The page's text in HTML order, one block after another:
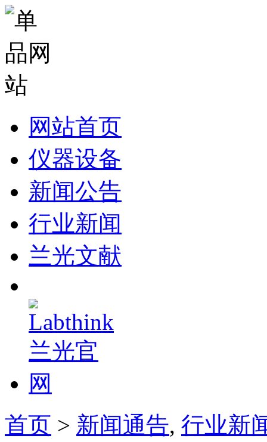
网站首页
仪器设备
新闻公告
行业新闻
兰光文献
首页 > 新闻通告, 行业新